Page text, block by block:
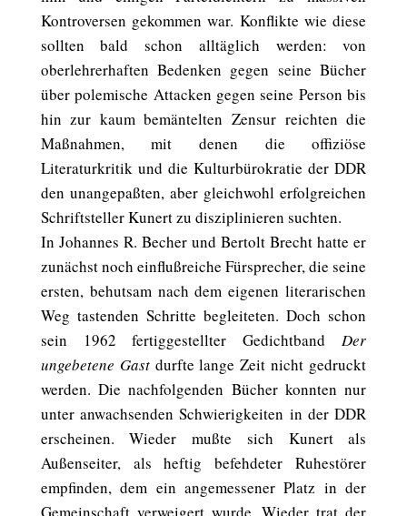
Kontroversen gekommen war. Konflikte wie diese
sollten bald schon alltäglich werden: von
oberlehrerhaften Bedenken gegen seine Bücher
über polemische Attacken gegen seine Person bis
hin zur kaum bemäntelten Zensur reichten die
Maßnahmen, mit denen die offiziöse
Literaturkritik und die Kulturbürokratie der DDR
den unangepaßten, aber gleichwohl erfolgreichen
Schriftsteller Kunert zu disziplinieren suchten.
In Johannes R. Becher und Bertolt Brecht hatte er
zunächst noch einflußreiche Fürsprecher, die seine
ersten, behutsam nach dem eigenen literarischen
Weg tastenden Schritte begleiteten. Doch schon
sein 1962 fertiggestellter GedichtbandDer
ungebetene Gast durfte lange Zeit nicht gedruckt
werden. Die nachfolgenden Bücher konnten nur
unter anwachsenden Schwierigkeiten in der DDR
erscheinen. Wieder mußte sich Kunert als
Außenseiter, als heftig befehdeter Ruhestörer
empfinden, dem ein angemessener Platz in der